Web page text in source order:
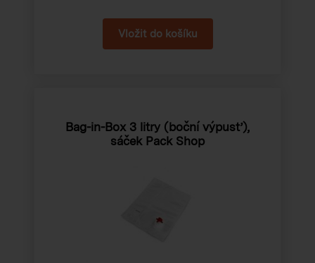
Bag-in-Box 3 litry (boční výpusť),
sáček Pack Shop